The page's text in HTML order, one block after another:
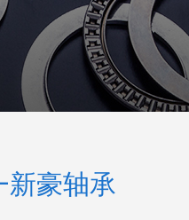
豪轴承